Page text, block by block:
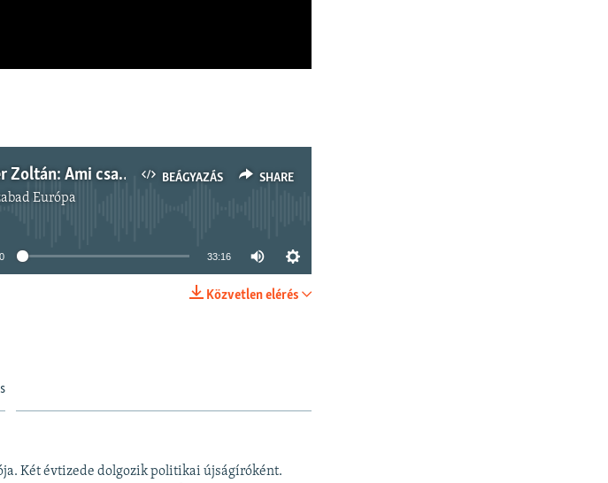
BEÁGYAZÁS SHARE
Lakner Zoltán: Ami csak szembejön Orbánnal, azt vétóval fenyegeti
Európa
elérhető tartalom
33:16
Közvetlen elérés
Két évtizede dolgozik politikai újságíróként.